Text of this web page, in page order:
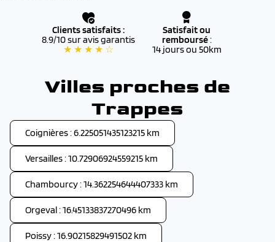
Clients satisfaits :
8.9/10 sur avis garantis
★ ★ ★ ★ ☆
Satisfait ou
remboursé:
14 jours ou 50km
Villes proches de
Trappes
Coignières : 6.225051435123215 km
Versailles : 10.72906924559215 km
Chambourcy : 14.362254644407333 km
Orgeval : 16.45133837270496 km
Poissy : 16.90215829491502 km